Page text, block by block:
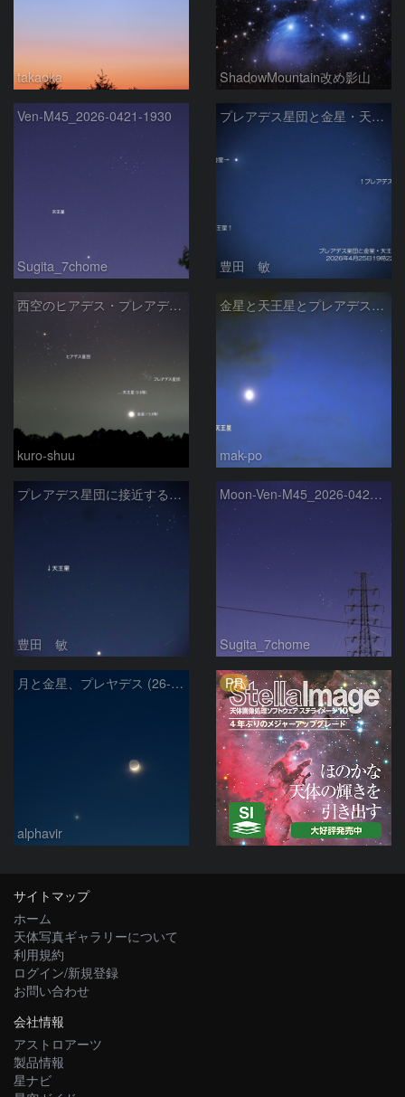
takaoka ShadowMountain改め影山
Ven-M45_2026-0421-1930
Sugita_7chome
プレアデス星団と金星・天王星の接近 2026/4/25
豊田 敏
西空のヒアデス・プレアデス星団と金星(-3.9等)・天王星(5.8等) (2026/04/21)
kuro-shuu
金星と天王星とプレアデス星団の接近
mak-po
プレアデス星団に接近する金星と天王星 2026/4/21
豊田 敏
Moon-Ven-M45_2026-0420-1937
Sugita_7chome
月と金星、プレヤデス (26-04-19)
alphavir
PR
サイトマップ
ホーム
天体写真ギャラリーについて
利用規約
ログイン/新規登録
お問い合わせ
会社情報
アストロアーツ
製品情報
星ナビ